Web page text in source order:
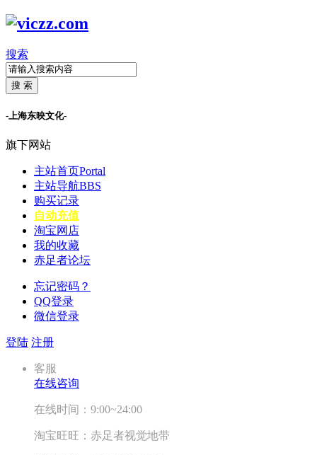
搜索
搜 索
-上海东映文化-
旗下网站
主站首页Portal
主站导航BBS
购买记录
自动充值
淘宝网店
我的收藏
赤足者论坛
忘记密码？
QQ登录
微信登录
登陆 注册
客服
在线咨询
在线时间：9:00~24:00
淘宝旺旺：赤足者视觉地带